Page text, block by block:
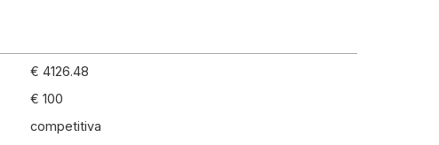
€ 4126.48
€ 100
competitiva